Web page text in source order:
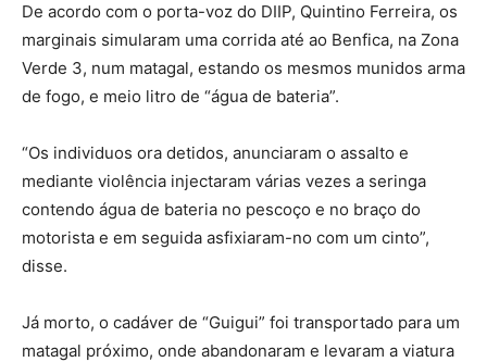
De acordo com o porta-voz do DIIP, Quintino Ferreira, os
marginais simularam uma corrida até ao Benfica, na Zona
Verde 3, num matagal, estando os mesmos munidos arma
de fogo, e meio litro de “água de bateria”.
“Os individuos ora detidos, anunciaram o assalto e
mediante violência injectaram várias vezes a seringa
contendo água de bateria no pescoço e no braço do
motorista e em seguida asfixiaram-no com um cinto”,
disse.
Já morto, o cadáver de “Guigui” foi transportado para um
matagal próximo, onde abandonaram e levaram a viatura